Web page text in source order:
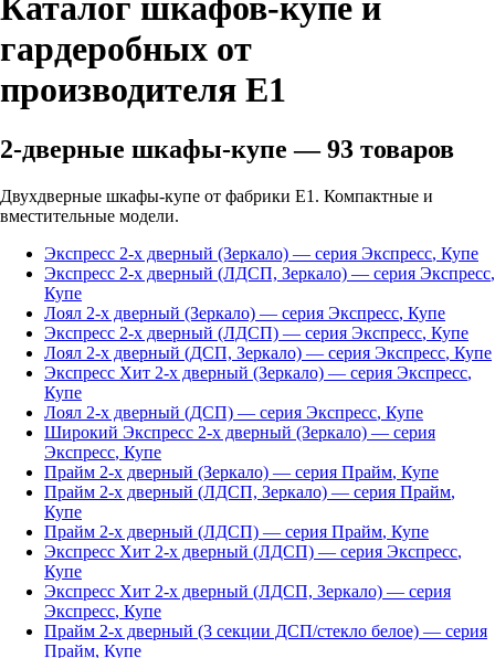
Каталог шкафов-купе и
гардеробных от
производителя Е1
2-дверные шкафы-купе —93 товаров
Двухдверные шкафы-купе от фабрики Е1. Компактные и
вместительные модели.
Экспресс 2-х дверный (Зеркало) — серия Экспресс, Купе
Экспресс 2-х дверный (ЛДСП, Зеркало) — серия Экспресс,
Купе
Лоял 2-х дверный (Зеркало) — серия Экспресс, Купе
Экспресс 2-х дверный (ЛДСП) — серия Экспресс, Купе
Лоял 2-х дверный (ДСП, Зеркало) — серия Экспресс, Купе
Экспресс Хит 2-х дверный (Зеркало) — серия Экспресс,
Купе
Лоял 2-х дверный (ДСП) — серия Экспресс, Купе
Широкий Экспресс 2-х дверный (Зеркало) — серия
Экспресс, Купе
Прайм 2-х дверный (Зеркало) — серия Прайм, Купе
Прайм 2-х дверный (ЛДСП, Зеркало) — серия Прайм,
Купе
Прайм 2-х дверный (ЛДСП) — серия Прайм, Купе
Экспресс Хит 2-х дверный (ЛДСП) — серия Экспресс,
Купе
Экспресс Хит 2-х дверный (ЛДСП, Зеркало) — серия
Экспресс, Купе
Прайм 2-х дверный (3 секции ДСП/стекло белое) — серия
Прайм, Купе